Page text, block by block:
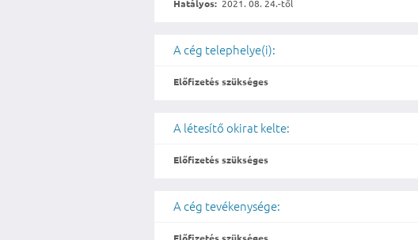
Hatályos: 2021. 08. 24.-től
A cég telephelye(i):
Előfizetés szükséges
A létesítő okirat kelte:
Előfizetés szükséges
A cég tevékenysége: